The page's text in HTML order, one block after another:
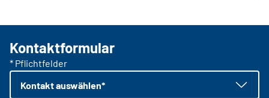
Kontaktformular
* Pflichtfelder
Kontakt auswählen*